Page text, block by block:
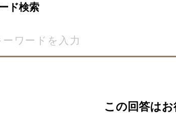
ド検索
この回答は